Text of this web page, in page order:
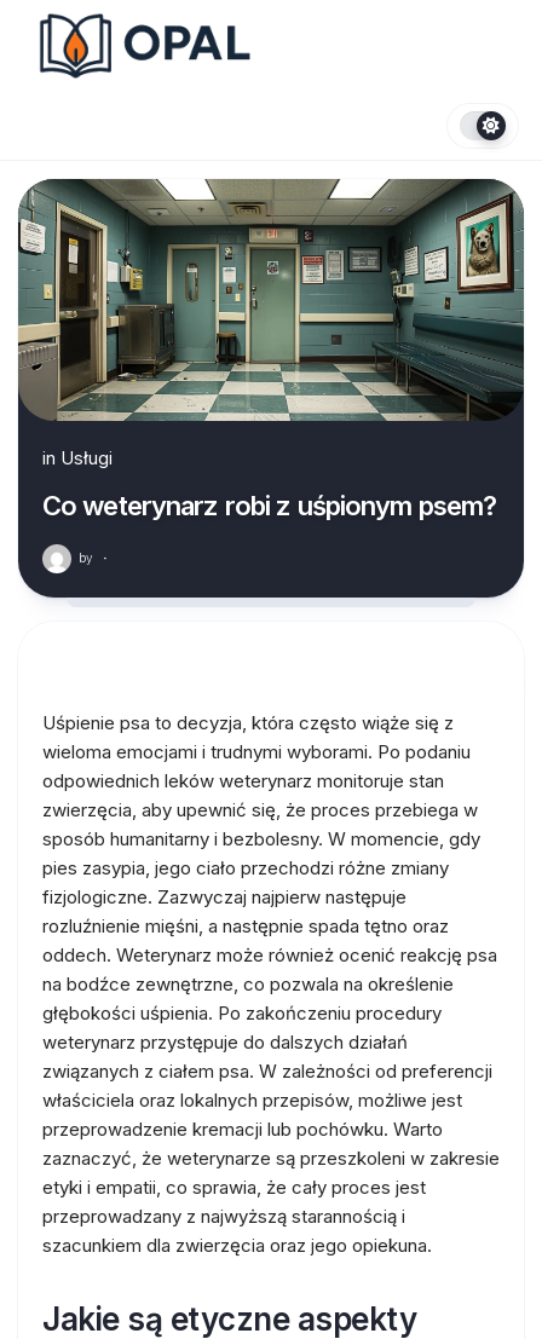
content
in Usługi
Co weterynarz robi z uśpionym psem?
by ·
Uśpienie psa to decyzja, która często wiąże się z
wieloma emocjami i trudnymi wyborami. Po podaniu
odpowiednich leków weterynarz monitoruje stan
zwierzęcia, aby upewnić się, że proces przebiega w
sposób humanitarny i bezbolesny. W momencie, gdy
pies zasypia, jego ciało przechodzi różne zmiany
fizjologiczne. Zazwyczaj najpierw następuje
rozluźnienie mięśni, a następnie spada tętno oraz
oddech. Weterynarz może również ocenić reakcję psa
na bodźce zewnętrzne, co pozwala na określenie
głębokości uśpienia. Po zakończeniu procedury
weterynarz przystępuje do dalszych działań
związanych z ciałem psa. W zależności od preferencji
właściciela oraz lokalnych przepisów, możliwe jest
przeprowadzenie kremacji lub pochówku. Warto
zaznaczyć, że weterynarze są przeszkoleni w zakresie
etyki i empatii, co sprawia, że cały proces jest
przeprowadzany z najwyższą starannością i
szacunkiem dla zwierzęcia oraz jego opiekuna.
Jakie są etyczne aspekty